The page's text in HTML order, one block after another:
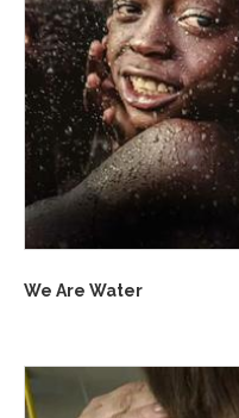
We Are Water